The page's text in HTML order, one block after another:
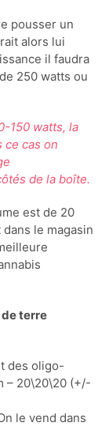
pousser un
alors lui
il faudra
250 watts ou
150 watts, la
ce cas on
de la boîte.
est de 20
le magasin
terre
des oligo-
– 20\20\20 (+/-
le vend dans